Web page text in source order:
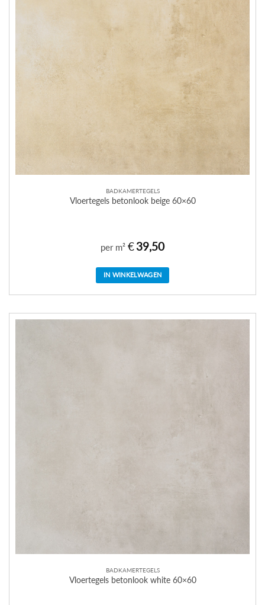
BADKAMERTEGELS
Vloertegels betonlook beige 60×60
per m² €39,50
IN WINKELWAGEN
BADKAMERTEGELS
Vloertegels betonlook white 60×60